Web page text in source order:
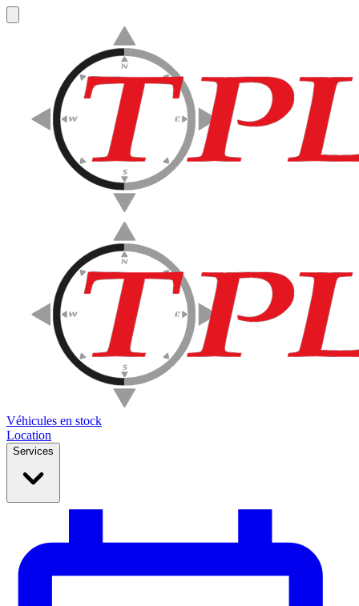
Véhicules en stock
Location
Services